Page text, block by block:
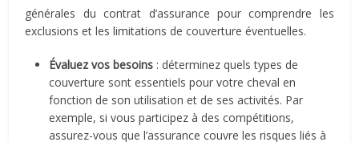
générales du contrat d’assurance pour comprendre les
exclusions et les limitations de couverture éventuelles.
Évaluez vos besoins : déterminez quels types de
couverture sont essentiels pour votre cheval en
fonction de son utilisation et de ses activités. Par
exemple, si vous participez à des compétitions,
assurez-vous que l’assurance couvre les risques liés à